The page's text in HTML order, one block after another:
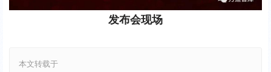
发布会现场
本文转载于